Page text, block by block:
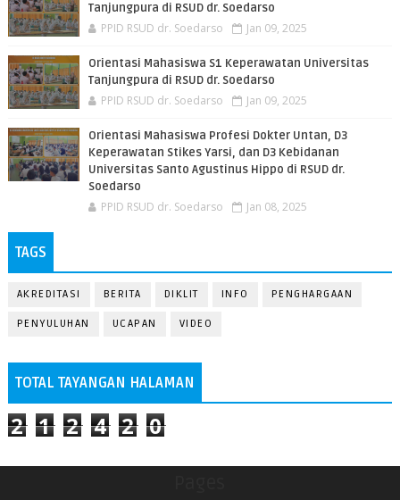
Tanjungpura di RSUD dr. Soedarso
PPID RSUD dr. Soedarso Jan 09, 2025
Orientasi Mahasiswa S1 Keperawatan Universitas
Tanjungpura di RSUD dr. Soedarso
PPID RSUD dr. Soedarso Jan 09, 2025
Orientasi Mahasiswa Profesi Dokter Untan, D3
Keperawatan Stikes Yarsi, dan D3 Kebidanan
Universitas Santo Agustinus Hippo di RSUD dr.
Soedarso
PPID RSUD dr. Soedarso Jan 08, 2025
TAGS
AKREDITASI BERITA DIKLIT INFO PENGHARGAAN
PENYULUHAN UCAPAN VIDEO
TOTAL TAYANGAN HALAMAN
2 1 2 4 2 0